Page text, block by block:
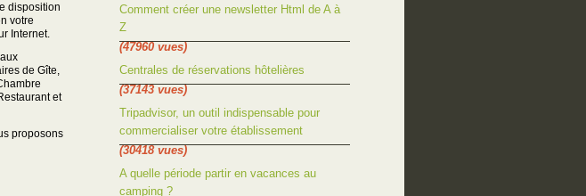
disposition
votre
Internet.
de Gîte,
et
proposons
Comment créer une newsletter Html de A à
Z
(47960 vues)
Centrales de réservations hôtelières
(37143 vues)
Tripadvisor, un outil indispensable pour
commercialiser votre établissement
(30418 vues)
A quelle période partir en vacances au
camping ?